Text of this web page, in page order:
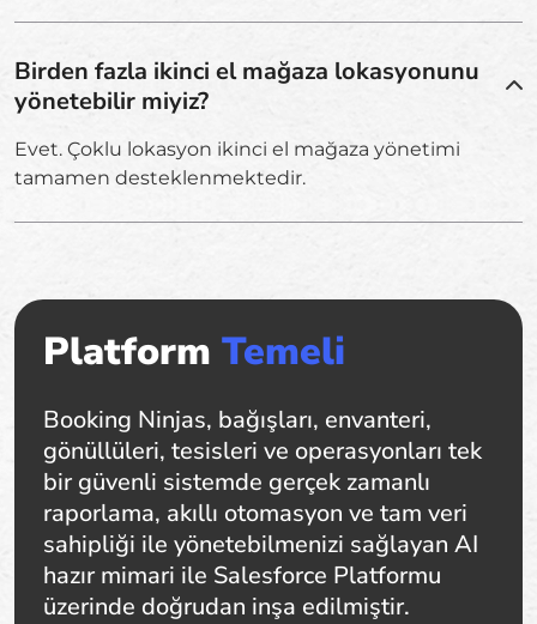
Birden fazla ikinci el mağaza lokasyonunu
yönetebilir miyiz?
Evet. Çoklu lokasyon ikinci el mağaza yönetimi
tamamen desteklenmektedir.
Platform Temeli
Booking Ninjas, bağışları, envanteri,
gönüllüleri, tesisleri ve operasyonları tek
bir güvenli sistemde gerçek zamanlı
raporlama, akıllı otomasyon ve tam veri
sahipliği ile yönetebilmenizi sağlayan AI
hazır mimari ile Salesforce Platformu
üzerinde doğrudan inşa edilmiştir.